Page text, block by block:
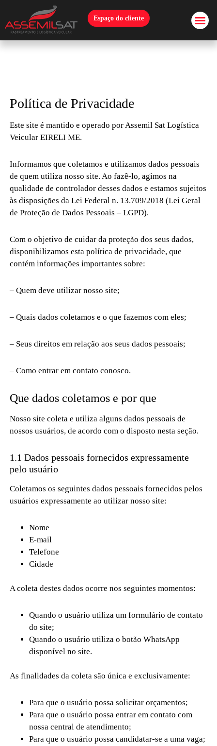
Espaço do cliente
Política de Privacidade
Este site é mantido e operado por Assemil Sat Logística
Veicular EIRELI ME.
Informamos que coletamos e utilizamos dados pessoais
de quem utiliza nosso site. Ao fazê-lo, agimos na
qualidade de controlador desses dados e estamos sujeitos
às disposições da Lei Federal n. 13.709/2018 (Lei Geral
de Proteção de Dados Pessoais – LGPD).
Com o objetivo de cuidar da proteção dos seus dados,
disponibilizamos esta política de privacidade, que
contém informações importantes sobre:
– Quem deve utilizar nosso site;
– Quais dados coletamos e o que fazemos com eles;
– Seus direitos em relação aos seus dados pessoais;
– Como entrar em contato conosco.
Que dados coletamos e por que
Nosso site coleta e utiliza alguns dados pessoais de
nossos usuários, de acordo com o disposto nesta seção.
1.1 Dados pessoais fornecidos expressamente
pelo usuário
Coletamos os seguintes dados pessoais fornecidos pelos
usuários expressamente ao utilizar nosso site:
Nome
E-mail
Telefone
Cidade
A coleta destes dados ocorre nos seguintes momentos:
Quando o usuário utiliza um formulário de contato
do site;
Quando o usuário utiliza o botão WhatsApp
disponível no site.
As finalidades da coleta são única e exclusivamente:
Para que o usuário possa solicitar orçamentos;
Para que o usuário possa entrar em contato com
nossa central de atendimento;
Para que o usuário possa candidatar-se a uma vaga;